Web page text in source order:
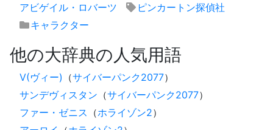
アビゲイル・ロバーツ
ピンカートン探偵社
キャラクター
他の大辞典の人気用語
V(ヴィー) （サイバーパンク2077）
サンデヴィスタン （サイバーパンク2077）
ファー・ゼニス （ホライゾン2）